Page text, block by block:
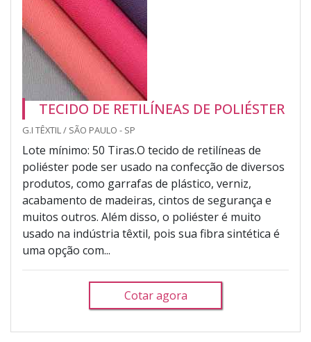
TECIDO DE RETILÍNEAS DE POLIÉSTER
G.I TÊXTIL / SÃO PAULO - SP
Lote mínimo: 50 Tiras.O tecido de retilíneas de
poliéster pode ser usado na confecção de diversos
produtos, como garrafas de plástico, verniz,
acabamento de madeiras, cintos de segurança e
muitos outros. Além disso, o poliéster é muito
usado na indústria têxtil, pois sua fibra sintética é
uma opção com...
Cotar agora